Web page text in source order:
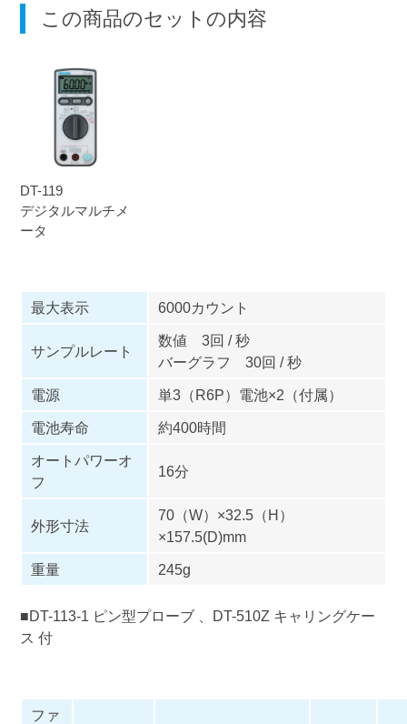
この商品のセットの内容
DT-119
デジタルマルチメ
ータ
最大表示 6000カウント
サンプルレート
数値 3回 / 秒
バーグラフ 30回 / 秒
電源
単3（R6P）電池×2（付属）
電池寿命
約400時間
オートパワーオ
フ
16分
外形寸法
70（W）×32.5（H）
×157.5(D)mm
重量
245g
■DT-113-1 ピン型プローブ 、DT-510Z キャリングケー
ス 付
ファ